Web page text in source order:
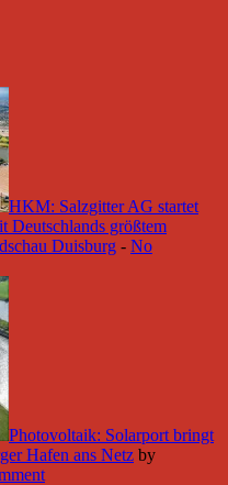
HKM: Salzgitter AG startet
Deutschlands größtem
Duisburg - No
Photovoltaik: Solarport bringt
Hafen ans Netz by